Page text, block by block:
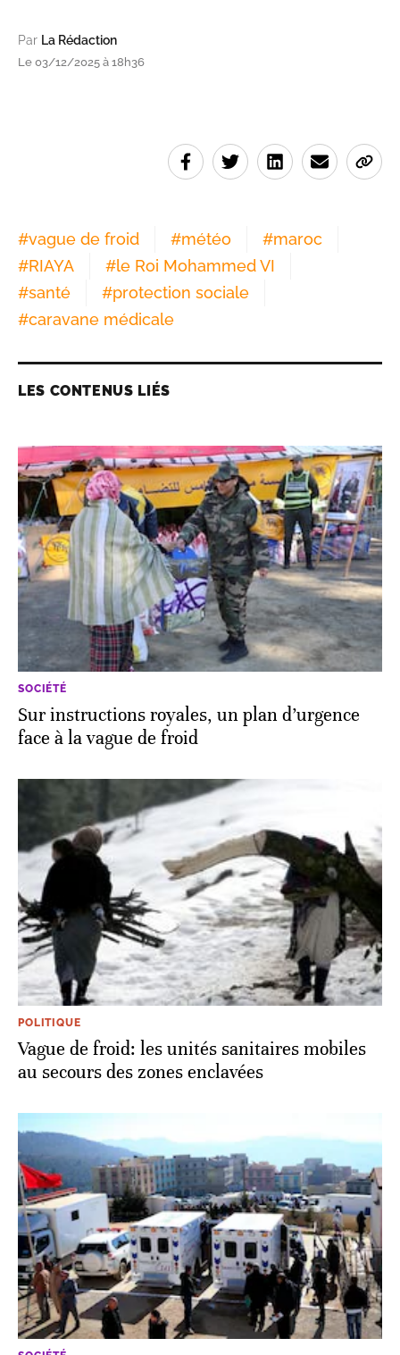
Par La Rédaction
Le 03/12/2025 à 18h36
#vague de froid #météo #maroc
#RIAYA #le Roi Mohammed VI
#santé #protection sociale
#caravane médicale
LES CONTENUS LIÉS
SOCIÉTÉ
Sur instructions royales, un plan d’urgence
face à la vague de froid
POLITIQUE
Vague de froid: les unités sanitaires mobiles
au secours des zones enclavées